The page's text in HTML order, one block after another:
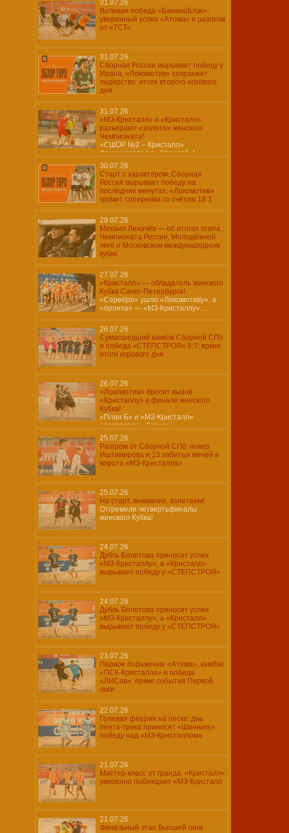
31.07.26
Волевая победа «БананаБлэк»,
уверенный успех «Атома» и разгром
от «ТСТ»
31.07.26
Сборная России вырывает победу у
Ирана, «Локомотив» сохраняет
лидерство: итоги второго игрового
дня
31.07.26
«МЗ-Кристалл» и «Кристалл»
разыграют «золото» женского
Чемпионата!
«СШОР №2 – Кристалл»
финишировал с «бронзой»!
30.07.26
Старт с характером: Сборная
Россия вырывает победу на
последних минутах, «Локомотив»
громит соперника со счётом 18:1
29.07.26
Михаил Лихачёв — об итогах этапа
Чемпионата России, Молодёжной
лиге и Московском международном
кубке
27.07.26
«Кристалл» — обладатель женского
Кубка Санкт-Петербурга!
«Серебро» ушло «Локомотиву», а
«бронза» — «МЗ-Кристаллу»…
26.07.26
Сумасшедший камбэк Сборной СПб
и победа «СТЕПСТРОЯ» 8:7: яркие
итоги игрового дня
26.07.26
«Локомотив» бросит вызов
«Кристаллу» в финале женского
Кубка!
«План Б» и «МЗ-Кристалл»
сразятся за «бронзу»…
25.07.26
Разгром от Сборной СПб: покер
Иштимирова и 13 забитых мячей в
ворота «МЗ-Кристалла»
25.07.26
На старт, внимание, взлетаем!
Отгремели четвертьфиналы
женского Кубка!
24.07.26
Дубль Болотова приносит успех
«МЗ-Кристаллу», а «Кристалл»
вырывает победу у «СТЕПСТРОЯ»
24.07.26
Дубль Болотова приносит успех
«МЗ-Кристаллу», а «Кристалл»
вырывает победу у «СТЕПСТРОЯ»
23.07.26
Первое поражение «Атома», камбэк
«ПСК-Кристалла» и победа
«ЛИСов»: яркие события Первой
лиги
22.07.26
Голевая феерия на песке: два
пента-трика приносят «Шиннику»
победу над «МЗ-Кристаллом»
21.07.26
Мастер-класс от гранда: «Кристалл»
уверенно побеждает «МЗ-Кристалл
21.07.26
Финальный этап Высшей лиги